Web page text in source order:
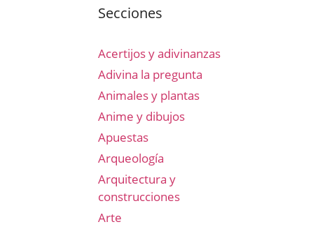
Secciones
Acertijos y adivinanzas
Adivina la pregunta
Animales y plantas
Anime y dibujos
Apuestas
Arqueología
Arquitectura y
construcciones
Arte